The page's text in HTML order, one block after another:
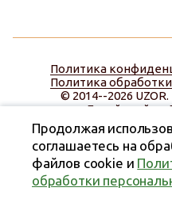
Политика
Политика
© 2014--2026
Дизайн сайта:
Продолжая
соглашаетесь на
файлов cookie и
обработки